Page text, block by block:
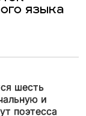
языка
шесть
и
поэтесса